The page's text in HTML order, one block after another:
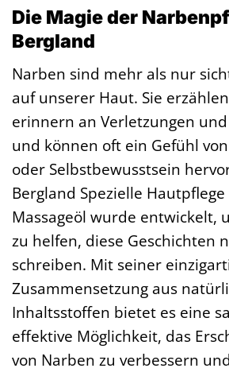
Die Magie der
Bergland
Narben sind mehr als nur
auf unserer Haut. Sie
erinnern an Verletzungen
und können oft ein Gefühl
oder Selbstbewusstsein
Bergland Spezielle
Massageöl wurde entwickelt,
zu helfen, diese Geschichten
schreiben. Mit seiner
Zusammensetzung aus
Inhaltsstoffen bietet es eine
effektive Möglichkeit, das
von Narben zu verbessern